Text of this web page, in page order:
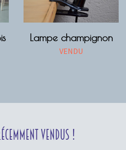
Lampe champignon
VENDU
vendus !